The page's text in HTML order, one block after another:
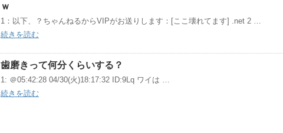
ｗ
1：以下、？ちゃんねるからVIPがお送りします：[ここ壊れてます] .net 2 …
続きを読む
歯磨きって何分くらいする？
1: ＠05:42:28 04/30(火)18:17:32 ID:9Lq ワイは …
続きを読む